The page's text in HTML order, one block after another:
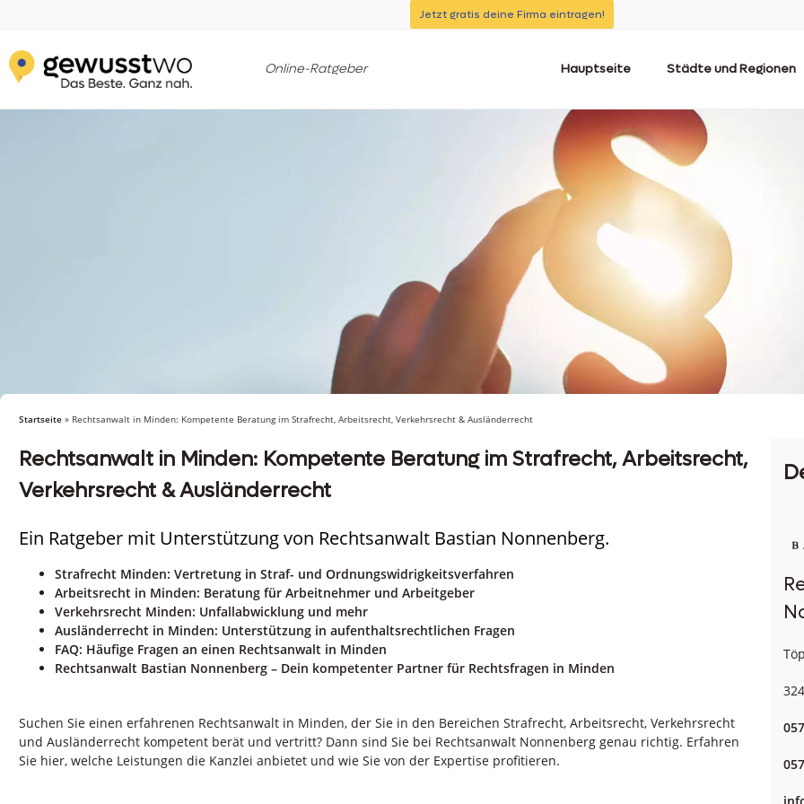
Jetzt gratis deine Firma eintragen!
Online-Ratgeber Hauptseite Städte und Regionen
Startseite » Rechtsanwalt in Minden: Kompetente Beratung im Strafrecht, Arbeitsrecht, Verkehrsrecht & Ausländerrecht
Rechtsanwalt in Minden: Kompetente Beratung im Strafrecht, Arbeitsrecht,
Verkehrsrecht & Ausländerrecht
Ein Ratgeber mit Unterstützung von Rechtsanwalt Bastian Nonnenberg.
Strafrecht Minden: Vertretung in Straf- und Ordnungswidrigkeitsverfahren
Arbeitsrecht in Minden: Beratung für Arbeitnehmer und Arbeitgeber
Verkehrsrecht Minden: Unfallabwicklung und mehr
Ausländerrecht in Minden: Unterstützung in aufenthaltsrechtlichen Fragen
FAQ: Häufige Fragen an einen Rechtsanwalt in Minden
Rechtsanwalt Bastian Nonnenberg – Dein kompetenter Partner für Rechtsfragen in Minden
Suchen Sie einen erfahrenen Rechtsanwalt in Minden, der Sie in den Bereichen Strafrecht, Arbeitsrecht, Verkehrsrecht
und Ausländerrecht kompetent berät und vertritt? Dann sind Sie bei Rechtsanwalt Nonnenberg genau richtig. Erfahren
Sie hier, welche Leistungen die Kanzlei anbietet und wie Sie von der Expertise profitieren.